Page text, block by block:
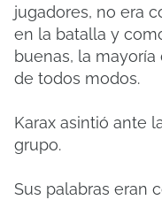
jugadores, no era
en la batalla y
buenas, la
de todos modos.
Karax asintió ante
grupo.
Sus palabras eran